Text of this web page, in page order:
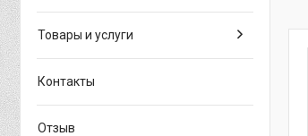
Товары и услуги
Контакты
Отзыв